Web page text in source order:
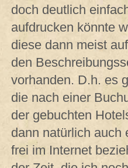
doch deutlich
aufdrucken könnte
diese dann meist
den
vorhanden. D.h. es
die nach einer
der gebuchten
dann natürlich auch
frei im Internet